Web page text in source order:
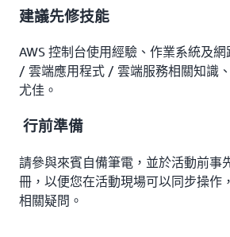
建議先修技能
AWS 控制台使用經驗、作業系統及
/ 雲端應用程式 / 雲端服務相關知識
尤佳。
行前準備
請參與來賓自備筆電，並於活動前事
冊，以便您在活動現場可以同步操作
相關疑問。